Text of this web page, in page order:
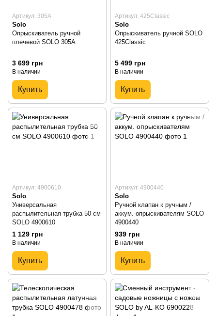
Артикул: 305A
Solo
Опрыскиватель ручной
плечевой SOLO 305A
3 699 грн
В наличии
Купить
Артикул: 425Classic
Solo
Опрыскиватель ручной SOLO
425Classic
5 499 грн
В наличии
Купить
Артикул: 4900610
Solo
Универсальная
распылительная трубка 50 см
SOLO 4900610
1 129 грн
В наличии
Купить
Артикул: 4900440
Solo
Ручной клапан к ручным /
аккум. опрыскивателям SOLO
4900440
939 грн
В наличии
Купить